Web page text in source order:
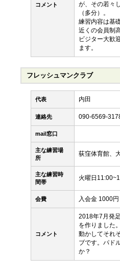
コメント
が、その若々
（多分）。
練習内容は基
近くの会員制
ビジター大歓
ます。
フレッシュマンクラブ
代表 内田
連絡先 090-6569-
mail窓口
主な練習場
所
荻窪体育館、
主な練習時
間帯
火曜日
会費 入会金 1000
コメント
2018年7月発
を作りました
動かしてそれ
ブです。パド
か？